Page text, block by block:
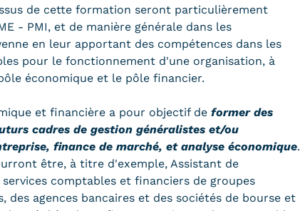
de cette formation seront particulièrement
- PMI, et de manière générale dans les
en leur apportant des compétences dans les
pour le fonctionnement d'une organisation, à
économique et le pôle financier.
et financière a pour objectif de former des
cadres de gestion généralistes et/ou
finance de marché, et analyse économique.
être, à titre d'exemple, Assistant de
services comptables et financiers de groupes
des agences bancaires et des sociétés de bourse et